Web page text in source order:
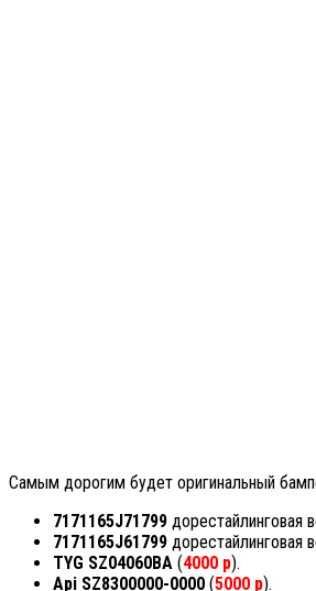
Самым дорогим будет оригинальный
7171165J71799 дорестайлинговая
7171165J61799 дорестайлинговая
TYG SZ04060BA (4000 р).
Api SZ8300000-0000 (5000 р).